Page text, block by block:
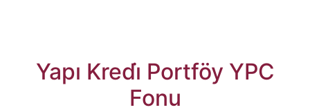
Yapı Kredi̇ Portföy YPC
Fonu